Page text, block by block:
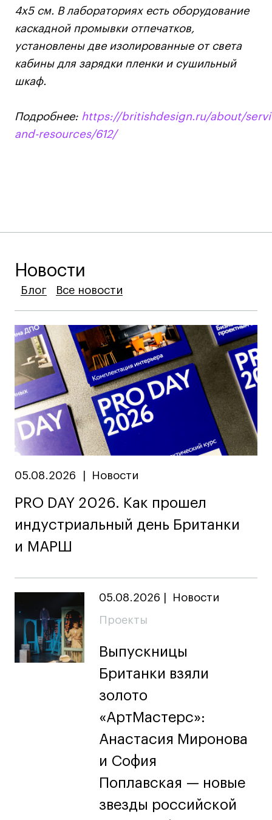
4х5 см. В лабораториях есть оборудование
каскадной промывки отпечатков,
установлены две изолированные от света
кабины для зарядки пленки и сушильный
шкаф.
Подробнее: https://britishdesign.ru/about/
and-resources/612/
Новости
Блог
Блог
Блог Все новости
Все новости
Все новости
05.08.2026 Новости
PRO DAY 2026. Как прошел
индустриальный день Британки
и МАРШ
05.08.2026 Новости
Проекты
Выпускницы
Британки взяли
золото
«АртМастерс»:
Анастасия Миронова
и София
Поплавская — новые
звезды российской